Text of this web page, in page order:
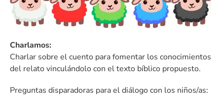
Charlamos:
Charlar sobre el cuento para fomentar los conocimientos
del relato vinculándolo con el texto bíblico propuesto.
Preguntas disparadoras para el diálogo con los niños/as: